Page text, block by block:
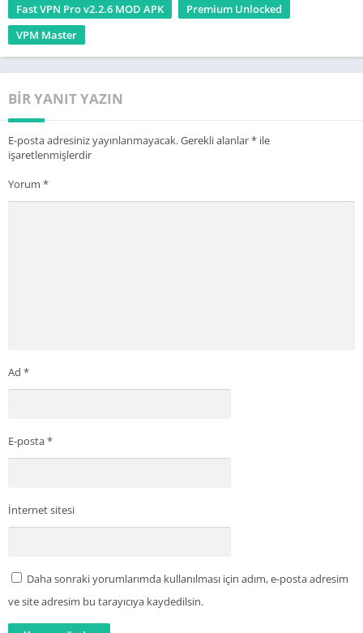
Fast VPN Pro v2.2.6 MOD APK
Premium Unlocked
VPM Master
BIR YANIT YAZIN
E-posta adresiniz yayınlanmayacak.Gerekli alanlar* ile
işaretlenmişlerdir
Yorum *
Ad *
E-posta*
İnternet sitesi
Daha sonraki yorumlarımda kullanılması için adım, e-posta adresim
ve site adresim bu tarayıcıya kaydedilsin.